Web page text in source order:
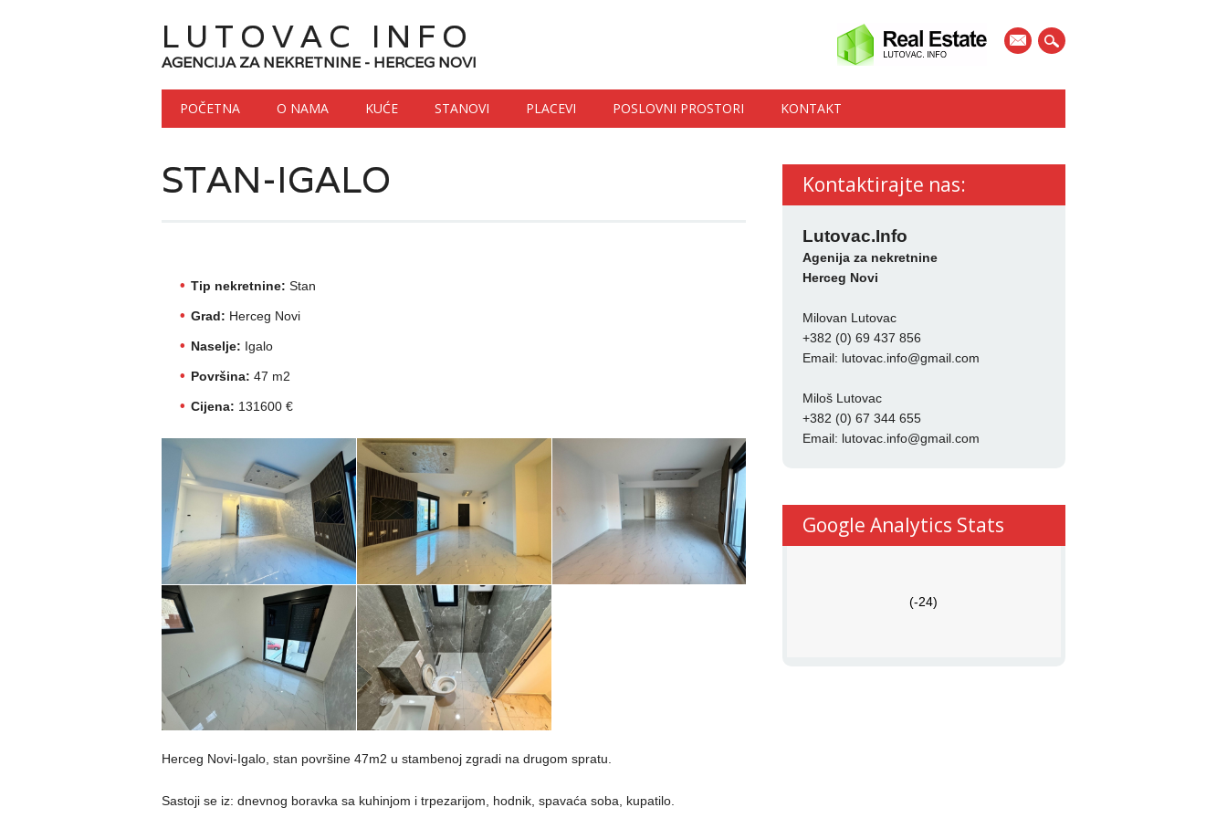
mail
LUTOVAC INFO
AGENCIJA ZA NEKRETNINE - HERCEG NOVI
Main menu
Skip to content
POČETNA O NAMA KUĆE STANOVI PLACEVI POSLOVNI PROSTORI KONTAKT
STAN-IGALO
Tip nekretnine: Stan
Grad: Herceg Novi
Naselje: Igalo
Površina: 47 m2
Cijena: 131600 €
Herceg Novi-Igalo, stan površine 47m2 u stambenoj zgradi na drugom spratu.
Sastoji se iz: dnevnog boravka sa kuhinjom i trpezarijom, hodnik, spavaća soba, kupatilo.
Kontaktirajte nas:
Lutovac.Info
Agenija za nekretnine
Herceg Novi
Milovan Lutovac
+382 (0) 69 437 856
Email: lutovac.info@gmail.com
Miloš Lutovac
+382 (0) 67 344 655
Email: lutovac.info@gmail.com
Google Analytics Stats
(-24)